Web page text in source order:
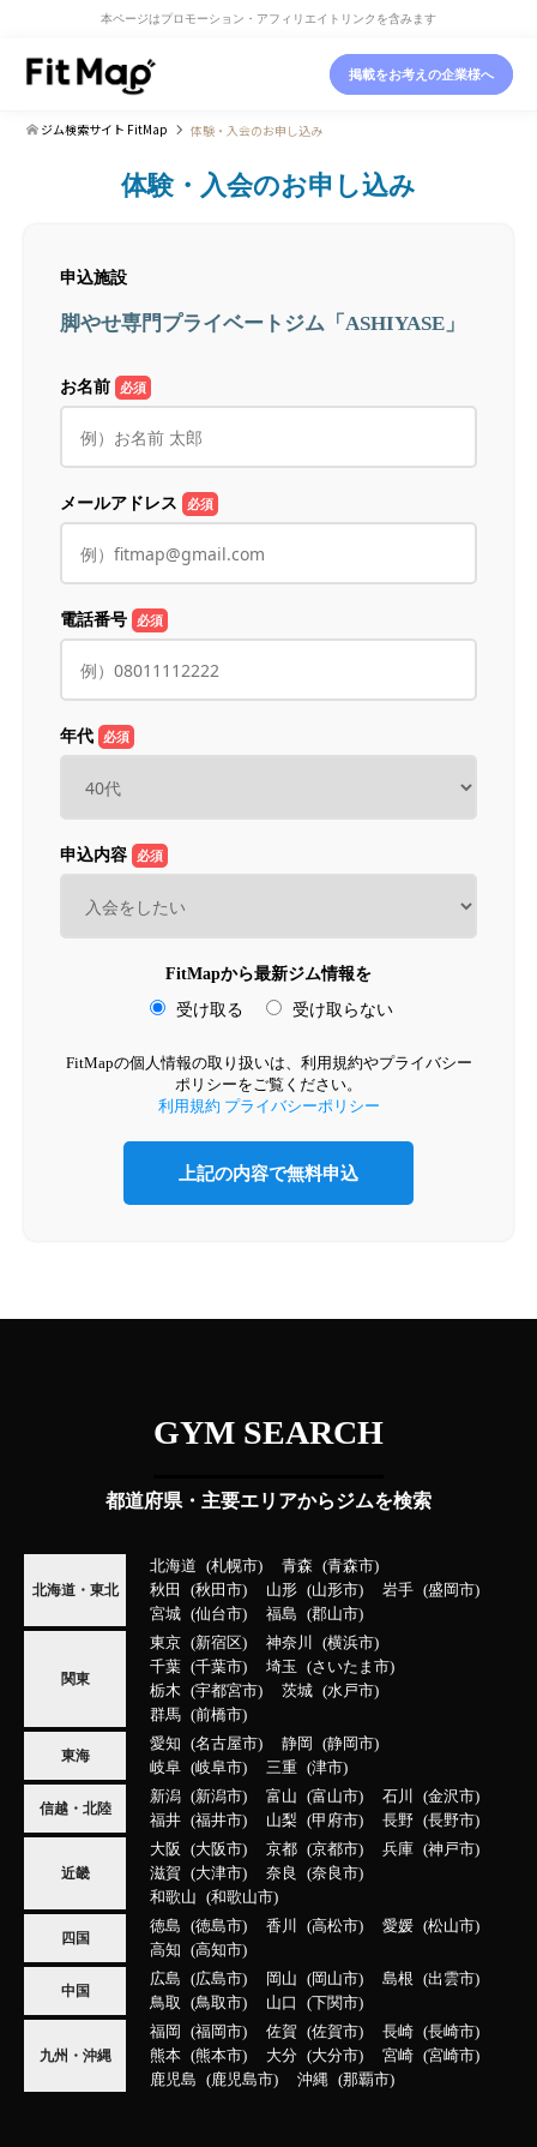
本ページはプロモーション・アフィリエイトリンクを含みます
掲載をお考えの企業様へ
ジム検索サイト FitMap 体験・入会のお申し込み
体験・入会のお申し込み
申込施設
脚やせ専門プライベートジム「ASHIYASE」
お名前 必須
メールアドレス 必須
電話番号 必須
年代 必須
申込内容 必須
FitMapから最新ジム情報を
受け取る
受け取らない
FitMapの個人情報の取り扱いは、利用規約やプライバシー
ポリシーをご覧ください。
利用規約 プライバシーポリシー
GYM SEARCH
都道府県・主要エリアからジムを検索
北海道・東北
北海道 札幌市 青森
青森市
秋田
秋田市 山形 山形市 岩手
盛岡市
宮城
仙台市 福島 郡山市
関東
東京 新宿区 神奈川
横浜市
千葉
千葉市 埼玉
さいたま市
栃木
宇都宮市 茨城
水戸市
群馬
前橋市
東海
愛知 名古屋市 静岡
静岡市
岐阜
岐阜市 三重 津市
信越・北陸
新潟 新潟市 富山 富山市 石川
金沢市
福井
福井市 山梨 甲府市 長野 長野市
近畿
大阪 大阪市 京都 京都市 兵庫
神戸市
滋賀
大津市 奈良
奈良市
和歌山
和歌山市
四国
徳島 徳島市 香川 高松市 愛媛
松山市
高知
高知市
中国
広島 広島市 岡山 岡山市 島根
出雲市
鳥取
鳥取市 山口 下関市
九州・沖縄
福岡 福岡市 佐賀 佐賀市 長崎
長崎市
熊本
熊本市 大分 大分市 宮崎
宮崎市
鹿児島
鹿児島市 沖縄 那覇市